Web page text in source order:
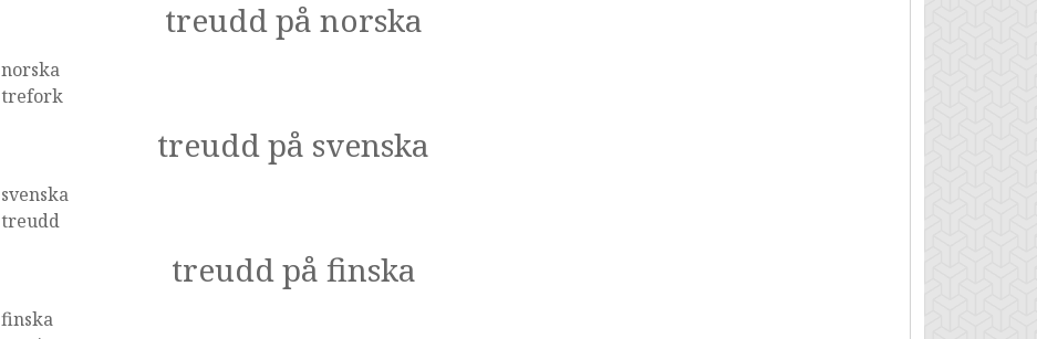
treudd på norska
norska
trefork
treudd på svenska
svenska
treudd
treudd på finska
finska